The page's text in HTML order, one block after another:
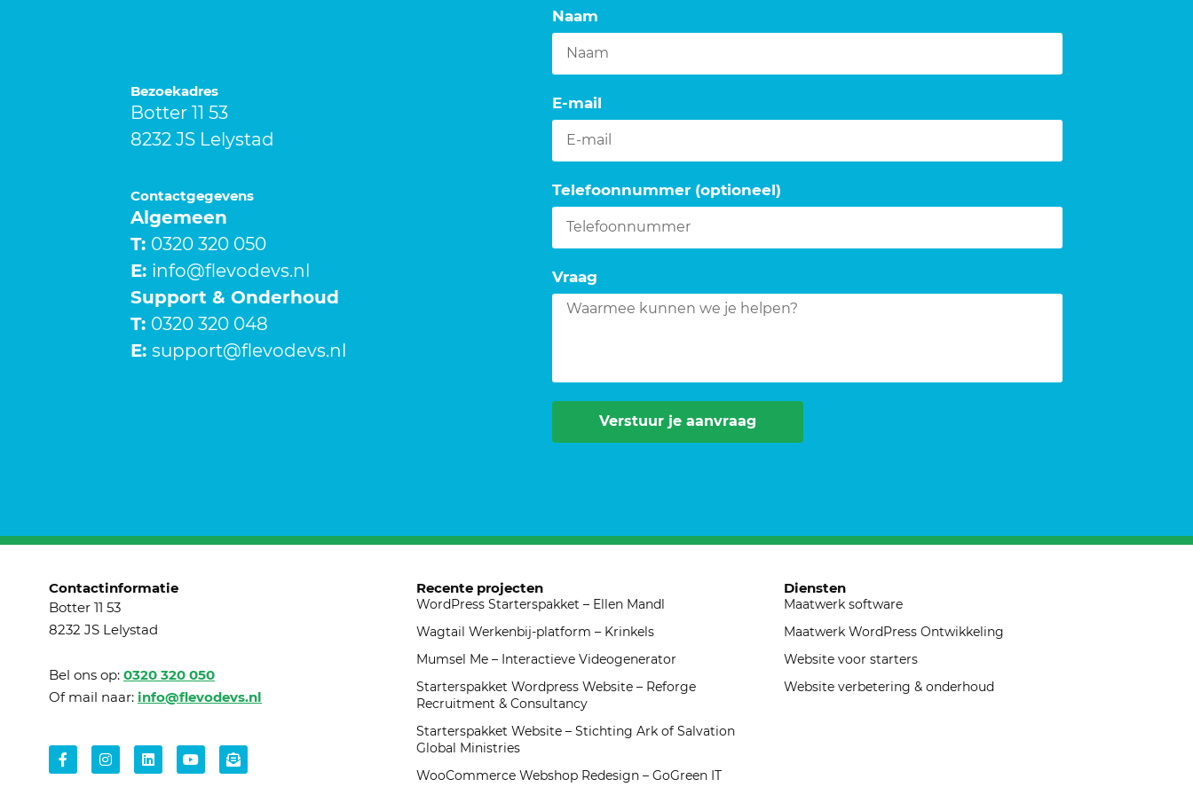
Bezoekadres
Botter 11 53
8232 JS Lelystad
Contactgegevens
Algemeen
T: 0320 320 050
E: info@flevodevs.nl
Support & Onderhoud
T: 0320 320 048
E: support@flevodevs.nl
Naam
E-mail
Telefoonnummer (optioneel)
Vraag
Verstuur je aanvraag
Contactinformatie
Botter 11 53
8232 JS Lelystad
Bel ons op: 0320 320 050
Of mail naar: info@flevodevs.nl
f
open-
text
Recente projecten
WordPress Starterspakket – Ellen Mandl
Wagtail Werkenbij-platform – Krinkels
Mumsel Me – Interactieve Videogenerator
Starterspakket Wordpress Website – Reforge
Recruitment & Consultancy
Starterspakket Website – Stichting Ark of Salvation
Global Ministries
WooCommerce Webshop Redesign – GoGreen IT
Diensten
Maatwerk software
Maatwerk WordPress Ontwikkeling
Website voor starters
Website verbetering & onderhoud